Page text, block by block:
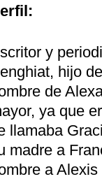
y
hijo
de
ya que
llamaba
madre a
a